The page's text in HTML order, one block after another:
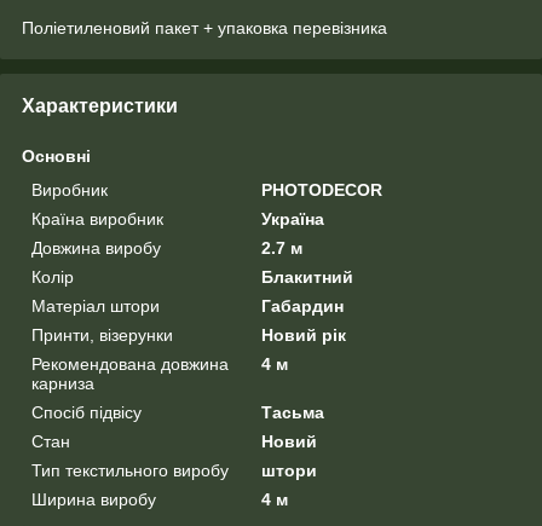
Поліетиленовий пакет + упаковка перевізника
Характеристики
Основні
Виробник
PHOTODECOR
Країна виробник
Україна
Довжина виробу
2.7 м
Колір
Блакитний
Матеріал штори
Габардин
Принти, візерунки
Новий рік
Рекомендована довжина
карниза
4 м
Спосіб підвісу
Тасьма
Стан
Новий
Тип текстильного виробу
штори
Ширина виробу
4 м